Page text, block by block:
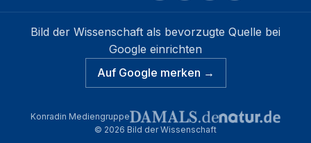
Bild der Wissenschaft als bevorzugte Quelle bei
Google einrichten
Auf Google merken →
Konradin Mediengruppe
© 2026 Bild der Wissenschaft